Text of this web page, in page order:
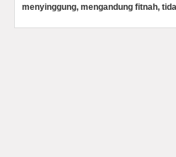
menyinggung, mengandung fitnah,